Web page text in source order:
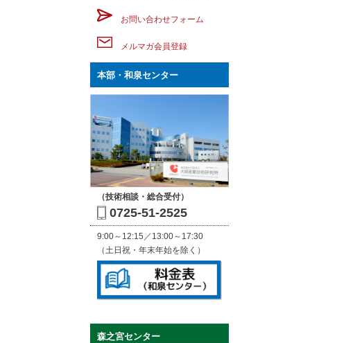
お問い合わせフォーム
メルマガ会員登録
本部・和泉センター
（技術相談・総合受付）
0725-51-2525
9:00～12:15／13:00～17:30
（土日祝・年末年始を除く）
森之宮センター